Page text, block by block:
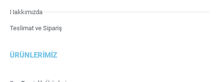
Hakkımızda
Teslimat ve Sipariş
ÜRÜNLERIMIZ